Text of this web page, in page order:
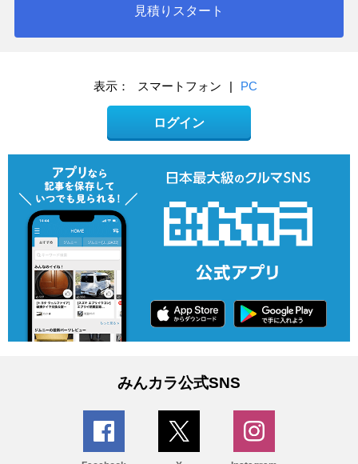
見積りスタート
表示： スマートフォン | PC
ログイン
みんカラ公式SNS